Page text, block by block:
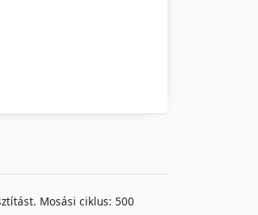
Mosási ciklus: 500